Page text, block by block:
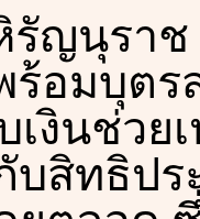
รัญนุราช
ร้อมบุต
เงินช่วย
สิทธิปร